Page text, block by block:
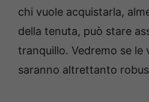
chi vuole acquistarla,
della tenuta, può stare
tranquillo. Vedremo se
saranno altrettanto